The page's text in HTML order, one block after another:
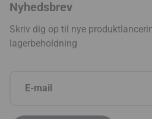
Nyhedsbrev
Skriv dig op til nye
lagerbeholdning